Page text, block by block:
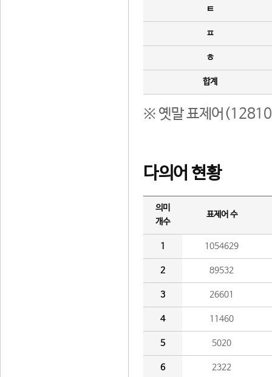
ㅌ
ㅍ
ㅎ
합계
※ 옛말 표제어(12810
다의어 현황
의미
개수
표제어 수
1 1054629
2 89532
3 26601
4 11460
5 5020
6 2322